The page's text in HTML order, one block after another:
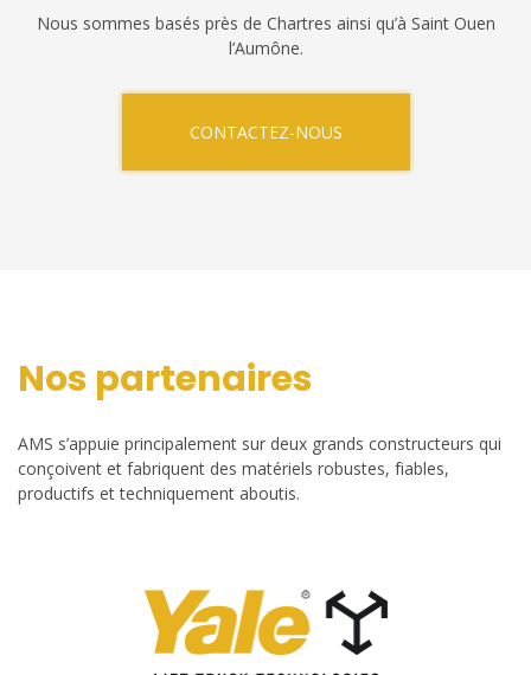
Nous sommes basés près de Chartres ainsi qu’à Saint Ouen
l’Aumône.
CONTACTEZ-NOUS
Nos partenaires
AMS s’appuie principalement sur deux grands constructeurs qui
conçoivent et fabriquent des matériels robustes, fiables,
productifs et techniquement aboutis.